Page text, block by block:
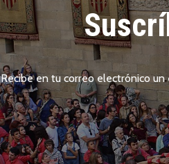
Recibe en tu correo electrónico